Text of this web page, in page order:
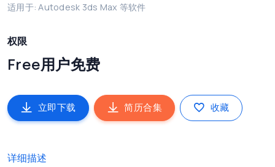
适用于: Autodesk 3ds Max 等软件
权限
Free用户免费
立即下载 简历合集 收藏
详细描述